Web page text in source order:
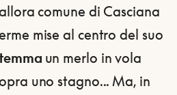
comune di Casciana
mise al centro del suo
un merlo in vola
uno stagno... Ma, in